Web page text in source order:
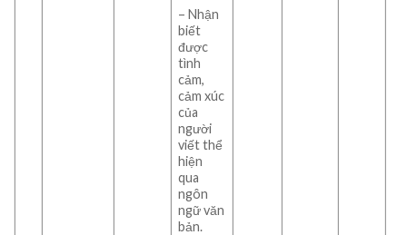
– Nhận
biết
được
tình
cảm,
cảm xúc
của
người
viết thể
hiện
qua
ngôn
ngữ văn
bản.